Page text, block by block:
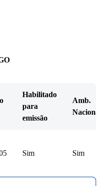
Habilitado
para
emissão
Amb.
Sim Sim